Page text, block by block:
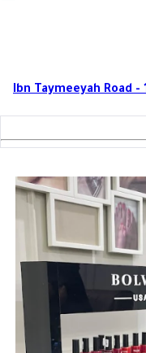
Ibn Taymeeyah Road -